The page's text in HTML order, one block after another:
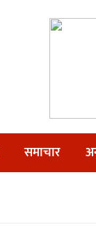
समाचार